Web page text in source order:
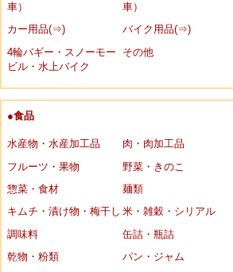
車）
車）
カー用品(⇒)
バイク用品(⇒)
4輪バギー・スノーモー
ビル・水上バイク
その他
●食品
水産物・水産加工品
肉・肉加工品
フルーツ・果物
野菜・きのこ
惣菜・食材
麺類
キムチ・漬け物・梅干し 米・雑穀・シリアル
調味料
缶詰・瓶詰
乾物・粉類
パン・ジャム